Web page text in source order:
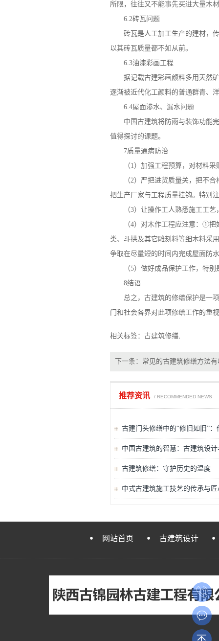
所限，往往又不能事先买进大量木
6.2砖瓦问题
砖瓦是人工加工生产的建材，传
以其砖瓦质量都不如从前。
6.3油漆彩画工程
据记载古建彩画颜料多用天然矿
逐渐被近代化工颜料的普通群青、
6.4屋面渗水、漏水问题
中国古建筑将防雨与装饰功能完
值得探讨的课题。
7质量通病防治
（1）加强工程预算，对材料采购
（2）严把进货质量关，把不合格
把生产厂家与工程质量挂钩。特别
（3）让操作工人熟悉施工工艺
（4）对木作工程应注意：①把好
类、斗拱及其它雕刻料等细木料采
争取在尽量短的时间内完成屋面防
（5）做好成品保护工作，特别
8结语
总之， 古建筑的修缮保护是一
门和社会各界对此项修缮工作的重
相关标签： 古建筑修缮,
下一条： 常见的古建筑修缮方法有
推荐资讯 / RECOMMENDED NEWS
古建门头修缮中的“修旧如旧”
中国古建筑的智慧：古建筑设
古建筑修缮：守护历史的温度
中式古建筑施工技艺的传承与匠
网站首页 古建筑设计